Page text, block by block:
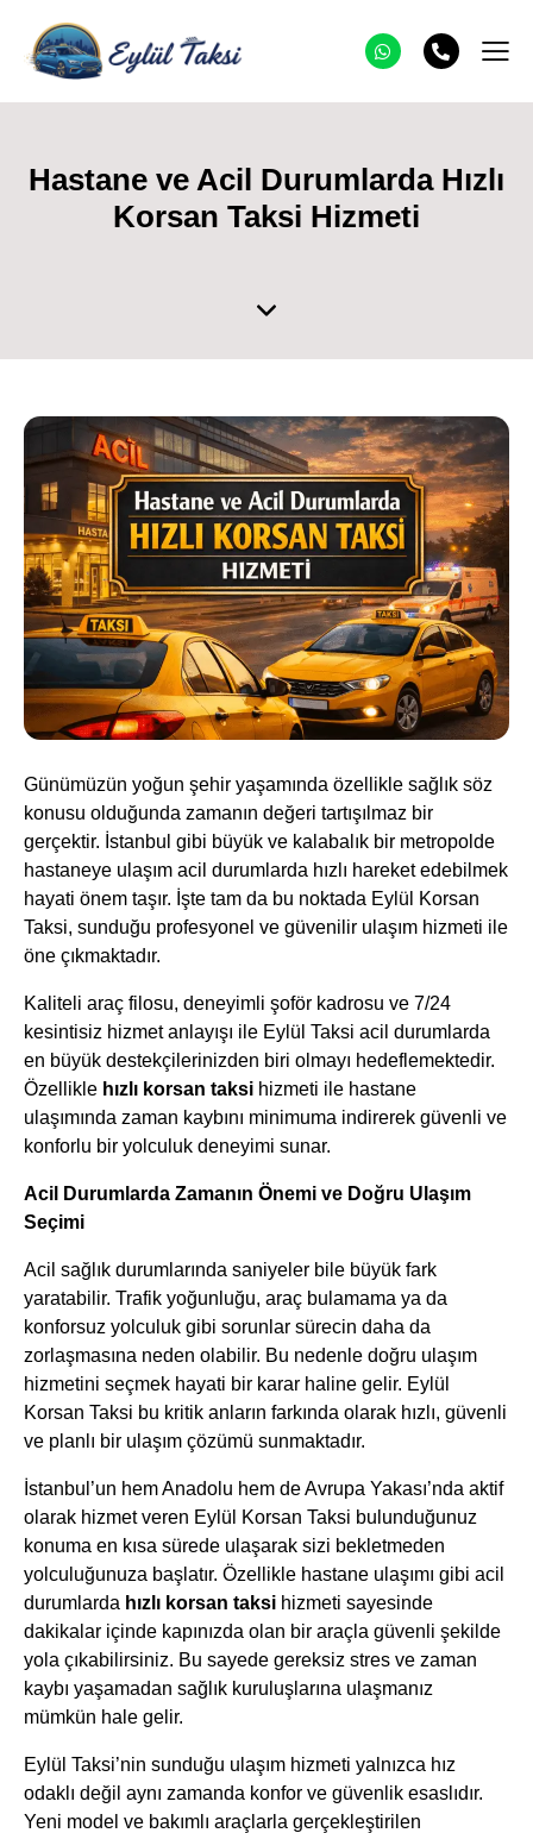
Hastane ve Acil Durumlarda Hızlı
Korsan Taksi Hizmeti
Günümüzün yoğun şehir yaşamında özellikle sağlık söz
konusu olduğunda zamanın değeri tartışılmaz bir
gerçektir. İstanbul gibi büyük ve kalabalık bir metropolde
hastaneye ulaşım acil durumlarda hızlı hareket edebilmek
hayati önem taşır. İşte tam da bu noktada Eylül Korsan
Taksi, sunduğu profesyonel ve güvenilir ulaşım hizmeti ile
öne çıkmaktadır.
Kaliteli araç filosu, deneyimli şoför kadrosu ve 7/24
kesintisiz hizmet anlayışı ile Eylül Taksi acil durumlarda
en büyük destekçilerinizden biri olmayı hedeflemektedir.
Özellikle hızlı korsan taksi hizmeti ile hastane
ulaşımında zaman kaybını minimuma indirerek güvenli ve
konforlu bir yolculuk deneyimi sunar.
Acil Durumlarda Zamanın Önemi ve Doğru Ulaşım
Seçimi
Acil sağlık durumlarında saniyeler bile büyük fark
yaratabilir. Trafik yoğunluğu, araç bulamama ya da
konforsuz yolculuk gibi sorunlar sürecin daha da
zorlaşmasına neden olabilir. Bu nedenle doğru ulaşım
hizmetini seçmek hayati bir karar haline gelir. Eylül
Korsan Taksi bu kritik anların farkında olarak hızlı, güvenli
ve planlı bir ulaşım çözümü sunmaktadır.
İstanbul’un hem Anadolu hem de Avrupa Yakası’nda aktif
olarak hizmet veren Eylül Korsan Taksi bulunduğunuz
konuma en kısa sürede ulaşarak sizi bekletmeden
yolculuğunuza başlatır. Özellikle hastane ulaşımı gibi acil
durumlarda hızlı korsan taksi hizmeti sayesinde
dakikalar içinde kapınızda olan bir araçla güvenli şekilde
yola çıkabilirsiniz. Bu sayede gereksiz stres ve zaman
kaybı yaşamadan sağlık kuruluşlarına ulaşmanız
mümkün hale gelir.
Eylül Taksi’nin sunduğu ulaşım hizmeti yalnızca hız
odaklı değil aynı zamanda konfor ve güvenlik esaslıdır.
Yeni model ve bakımlı araçlarla gerçekleştirilen